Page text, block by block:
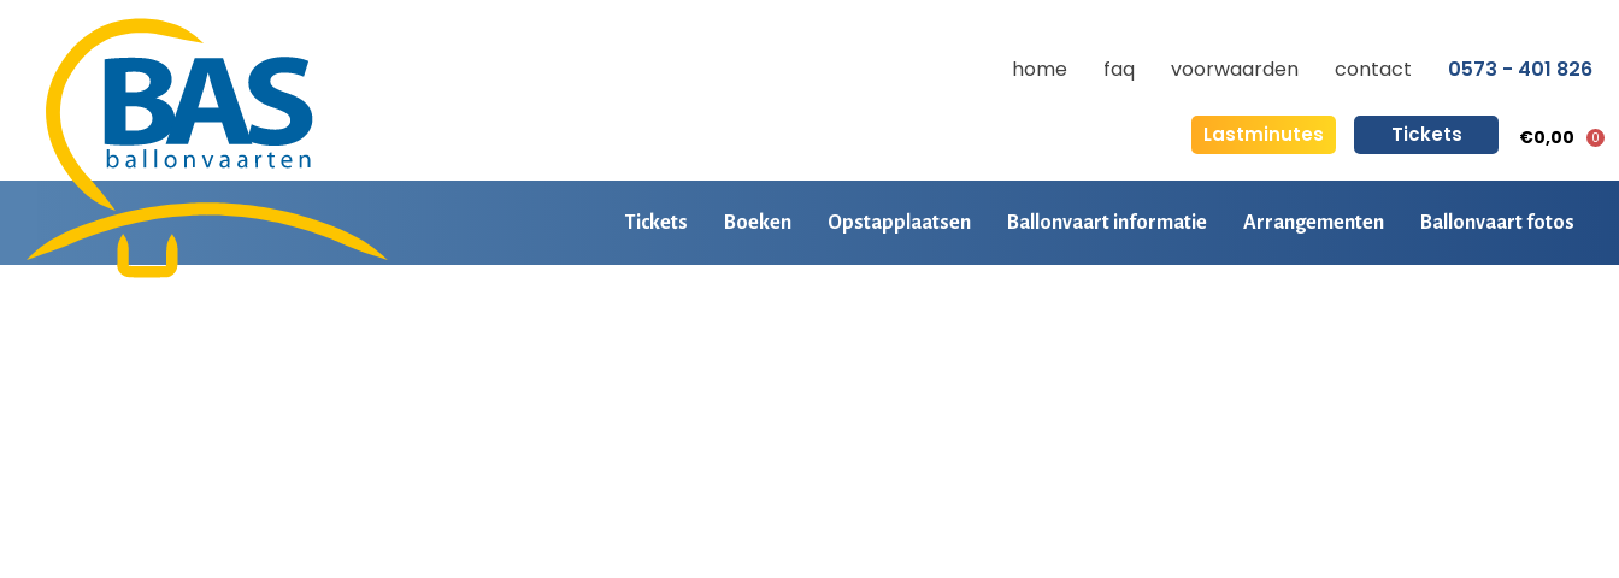
home faq voorwaarden contact 0573 - 401 826
Lastminutes Tickets €0,00 0
Tickets Boeken Opstapplaatsen Ballonvaart informatie Arrangementen Ballonvaart fotos